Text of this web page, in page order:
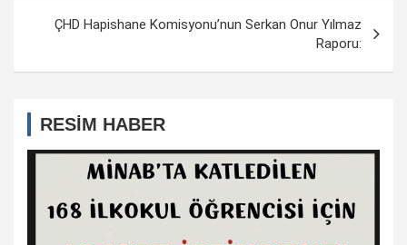
ÇHD Hapishane Komisyonu’nun Serkan Onur Yılmaz
Raporu:
RESİM HABER